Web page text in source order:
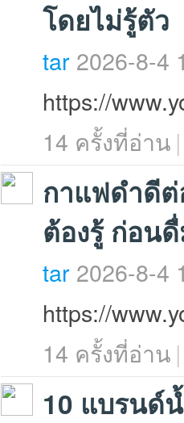
โดยไม่รู้ตัว
tar 2026-8-4
https://
14 ครั้งที่อ่าน |
กาแฟดำดีต่
ต้องรู้ ก่อน
tar 2026-8-4
https://
14 ครั้งที่อ่าน |
10 แบรนด์